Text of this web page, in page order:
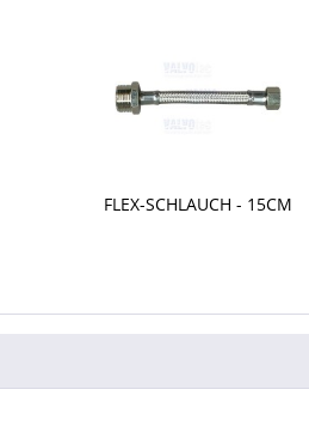
FLEX-SCHLAUCH - 15CM